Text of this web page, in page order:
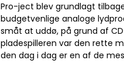
Pro-ject blev grundlagt
budgetvenlige analoge
småt at uddø, på grund af
pladespilleren var den rette
den dag i dag er en af de